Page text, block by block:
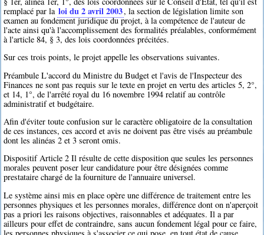
remplacé par la loi du 2 avril 2003, la section de législation limite son
examen au fondement juridique du projet, à la compétence de l'auteur de
l'acte ainsi qu'à l'accomplissement des formalités préalables, conformément
à l'article 84, § 3, des lois coordonnées précitées.
Sur ces trois points, le projet appelle les observations suivantes.
Préambule L'accord du Ministre du Budget et l'avis de l'Inspecteur des
Finances ne sont pas requis sur le texte en projet en vertu des articles 5, 2°,
et 14, 1°, de l'arrêté royal du 16 novembre 1994 relatif au contrôle
administratif et budgétaire.
Afin d'éviter toute confusion sur le caractère obligatoire de la consultation
de ces instances, ces accord et avis ne doivent pas être visés au préambule
dont les alinéas 2 et 3 seront omis.
Dispositif Article 2 Il résulte de cette disposition que seules les personnes
morales peuvent poser leur candidature pour être désignées comme
prestataire chargé de la fourniture de l'annuaire universel.
Le système ainsi mis en place opère une différence de traitement entre les
personnes physiques et les personnes morales, différence dont on n'aperçoit
pas a priori les raisons objectives, raisonnables et adéquates. Il a par
ailleurs pour effet de contraindre, sans aucun fondement légal pour ce faire,
les personnes physiques à s'associer ce qui pose, en tout état de cause,